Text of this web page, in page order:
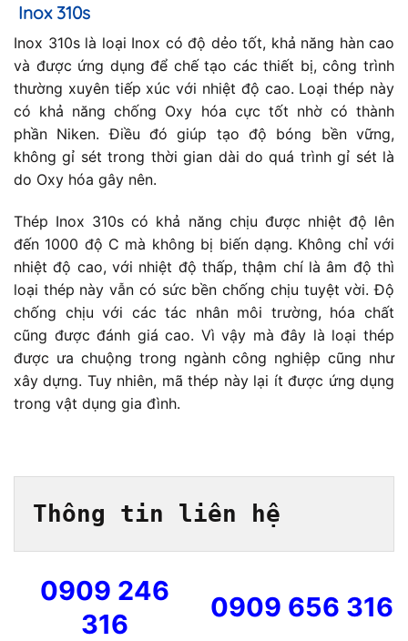
Inox 310s
Inox 310s là loại Inox có độ dẻo tốt, khả năng hàn cao
và được ứng dụng để chế tạo các thiết bị, công trình
thường xuyên tiếp xúc với nhiệt độ cao. Loại thép này
có khả năng chống Oxy hóa cực tốt nhờ có thành
phần Niken. Điều đó giúp tạo độ bóng bền vững,
không gỉ sét trong thời gian dài do quá trình gỉ sét là
do Oxy hóa gây nên.
Thép Inox 310s có khả năng chịu được nhiệt độ lên
đến 1000 độ C mà không bị biến dạng. Không chỉ với
nhiệt độ cao, với nhiệt độ thấp, thậm chí là âm độ thì
loại thép này vẫn có sức bền chống chịu tuyệt vời. Độ
chống chịu với các tác nhân môi trường, hóa chất
cũng được đánh giá cao. Vì vậy mà đây là loại thép
được ưa chuộng trong ngành công nghiệp cũng như
xây dựng. Tuy nhiên, mã thép này lại ít được ứng dụng
trong vật dụng gia đình.
Thông tin liên hệ
0909 246
316
0909 656 316